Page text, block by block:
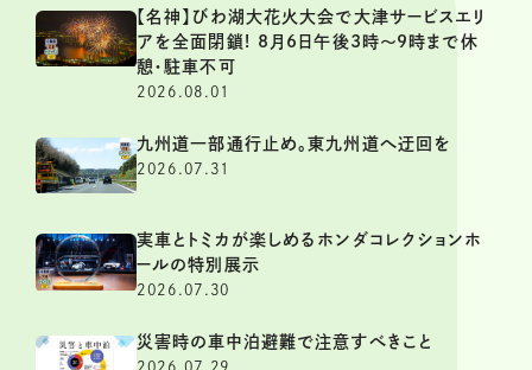
【名神】びわ湖大花火大会で大津サービスエリ
アを全面閉鎖! 8月6日午後3時～9時まで休
憩・駐車不可
2026.08.01
九州道一部通行止め。東九州道へ迂回を
2026.07.31
実車とトミカが楽しめるホンダコレクションホ
ールの特別展示
2026.07.30
災害時の車中泊避難で注意すべきこと
2026.07.29